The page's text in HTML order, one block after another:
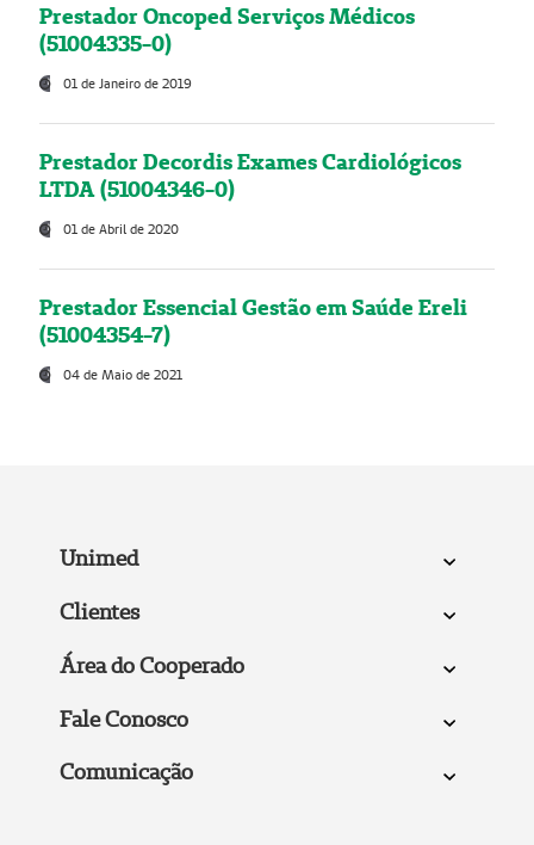
Prestador Oncoped Serviços Médicos
(51004335-0)
01 de Janeiro de 2019
Prestador Decordis Exames Cardiológicos
LTDA (51004346-0)
01 de Abril de 2020
Prestador Essencial Gestão em Saúde Ereli
(51004354-7)
04 de Maio de 2021
Unimed
Clientes
Área do Cooperado
Fale Conosco
Comunicação